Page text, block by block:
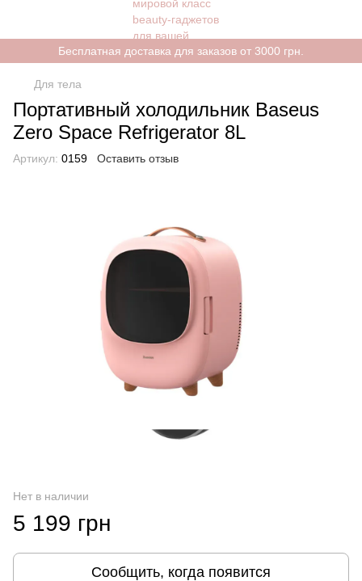
Бесплатная доставка для заказов от 3000 грн.
Для тела
Портативный холодильник Baseus
Zero Space Refrigerator 8L
Артикул: 0159 Оставить отзыв
Нет в наличии
5 199 грн
Сообщить, когда появится